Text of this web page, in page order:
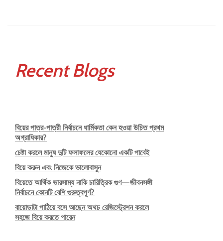
Recent Blogs
বিয়ের পাত্র-পাত্রী নির্বাচনে ধার্মিকতা কেন হওয়া উচিত প্রথম
অগ্রাধিকার?
চেষ্টা করলে মানুষ দুটি ফলাফলের যেকোনো একটি পাবেই
বিয়ে করুন এবং নিজেকে ভালোবাসুন
বিয়েতে আর্থিক ভারসাম্য নাকি চারিত্রিক গুণ—জীবনসঙ্গী
নির্বাচনে কোনটি বেশি গুরুত্বপূর্ণ?
বায়োডাটা পাঠিয়ে বসে আছেন অথচ রেজিস্ট্রেশন করলে
সহজে বিয়ে করতে পারেন